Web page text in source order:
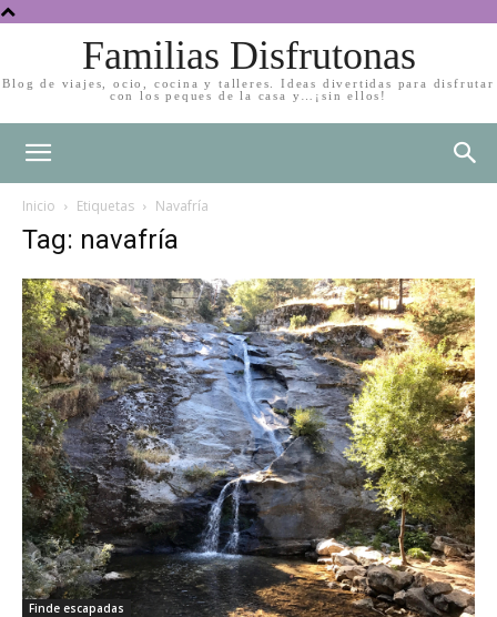
Familias Disfrutonas
Blog de viajes, ocio, cocina y talleres. Ideas divertidas para disfrutar
con los peques de la casa y…¡sin ellos!
Inicio Etiquetas Navafría
Tag: navafría
Finde escapadas